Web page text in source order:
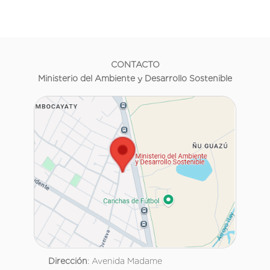
CONTACTO
Ministerio del Ambiente y Desarrollo Sostenible
Dirección: Avenida Madame